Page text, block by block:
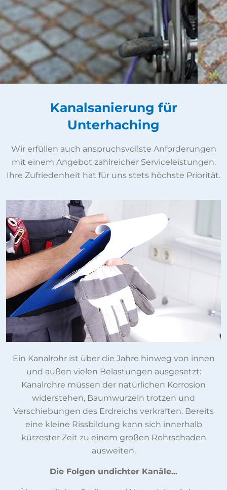
Kanalsanierung für
Unterhaching
Wir erfüllen auch anspruchsvollste Anforderungen
mit einem Angebot zahlreicher Serviceleistungen.
Ihre Zufriedenheit hat für uns stets höchste Priorität.
Ein Kanalrohr ist über die Jahre hinweg von innen
und außen vielen Belastungen ausgesetzt:
Kanalrohre müssen der natürlichen Korrosion
widerstehen, Baumwurzeln trotzen und
Verschiebungen des Erdreichs verkraften. Bereits
eine kleine Rissbildung kann sich innerhalb
kürzester Zeit zu einem großen Rohrschaden
ausweiten.
Die Folgen undichter Kanäle...